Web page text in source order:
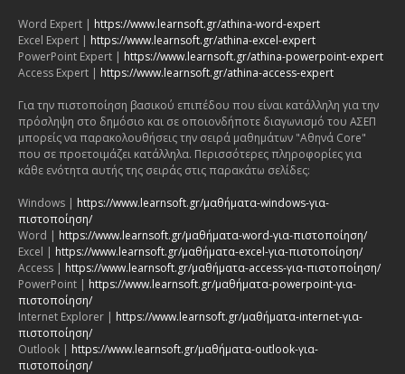
Word Expert | https://www.learnsoft.gr/athina-word-expert
Excel Expert | https://www.learnsoft.gr/athina-excel-expert
PowerPoint Expert | https://www.learnsoft.gr/athina-powerpoint-expert
Access Expert | https://www.learnsoft.gr/athina-access-expert
Για την πιστοποίηση βασικού επιπέδου που είναι κατάλληλη για την
πρόσληψη στο δημόσιο και σε οποιονδήποτε διαγωνισμό του ΑΣΕΠ
μπορείς να παρακολουθήσεις την σειρά μαθημάτων "Αθηνά Core"
που σε προετοιμάζει κατάλληλα. Περισσότερες πληροφορίες για
κάθε ενότητα αυτής της σειράς στις παρακάτω σελίδες:
Windows | https://www.learnsoft.gr/μαθήματα-windows-για-
πιστοποίηση/
Word | https://www.learnsoft.gr/μαθήματα-word-για-πιστοποίηση/
Excel | https://www.learnsoft.gr/μαθήματα-excel-για-πιστοποίηση/
Access | https://www.learnsoft.gr/μαθήματα-access-για-πιστοποίηση/
PowerPoint | https://www.learnsoft.gr/μαθήματα-powerpoint-για-
πιστοποίηση/
Internet Explorer | https://www.learnsoft.gr/μαθήματα-internet-για-
πιστοποίηση/
Outlook | https://www.learnsoft.gr/μαθήματα-outlook-για-
πιστοποίηση/